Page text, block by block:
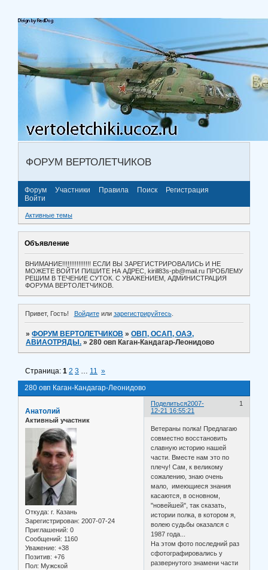
ФОРУМ ВЕРТОЛЕТЧИКОВ
Форум Участники Правила Поиск
Регистрация
Войти
Активные темы
Объявление
ВНИМАНИЕ!!!!!!!!!!!!!!!! ЕСЛИ ВЫ ЗАРЕГИСТРИРОВАЛИСЬ И НЕ
МОЖЕТЕ ВОЙТИ ПИШИТЕ НА АДРЕС, kirill83s-pb@mail.ru ПРОБЛЕМУ
РЕШИМ В ТЕЧЕНИЕ СУТОК. С УВАЖЕНИЕМ, АДМИНИСТРАЦИЯ
ФОРУМА ВЕРТОЛЕТЧИКОВ.
Привет, Гость! Войдитеили зарегистрируйтесь.
»ФОРУМ ВЕРТОЛЕТЧИКОВ »ОВП, ОСАП, ОАЭ,
АВИАОТРЯДЫ. »280 овп Каган-Кандагар-Леонидово
280 овп Каган-Кандагар-Леонидово
Страница:1 2 3 … 11 »
Поделиться 1
2007-
12-21 16:55:21
Анатолий
Активный участник
Откуда: г. Казань
Зарегистрирован: 2007-07-24
Приглашений: 0
Сообщений: 1160
Уважение: +38
Позитив: +76
Пол: Мужской
Ветераны полка! Предлагаю
совместно восстановить
славную историю нашей
части. Вместе нам это по
плечу! Сам, к великому
сожалению, знаю очень
мало, имеющиеся знания
касаются, в основном,
"новейшей", так сказать,
истории полка, в котором я,
волею судьбы оказался с
1987 года...
На этом фото последний раз
сфотографировались у
развернутого знамени части